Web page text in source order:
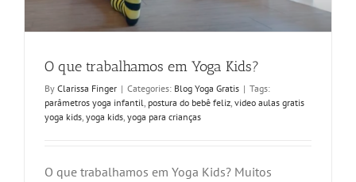
O que trabalhamos em Yoga Kids?
By Clarissa Finger | Categories: Blog Yoga Gratis | Tags:
parâmetros yoga infantil, postura do bebê feliz, video aulas gratis
yoga kids, yoga kids, yoga para crianças
O que trabalhamos em Yoga Kids? Muitos